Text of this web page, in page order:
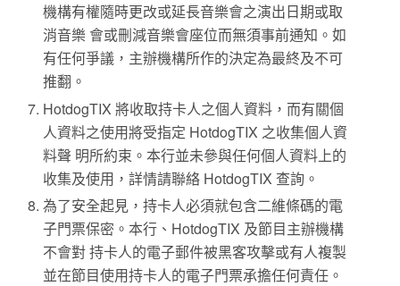
機構有權隨時更改或延長音樂會之演出日期或取
消音樂 會或刪減音樂會座位而無須事前通知。如
有任何爭議，主辦機構所作的決定為最終及不可
推翻。
HotdogTIX 將收取持卡人之個人資料，而有關個
人資料之使用將受指定 HotdogTIX 之收集個人資
料聲 明所約束。本行並未參與任何個人資料上的
收集及使用，詳情請聯絡 HotdogTIX 查詢。
為了安全起見，持卡人必須就包含二維條碼的電
子門票保密。本行、HotdogTIX 及節目主辦機構
不會對 持卡人的電子郵件被黑客攻擊或有人複製
並在節目使用持卡人的電子門票承擔任何責任。